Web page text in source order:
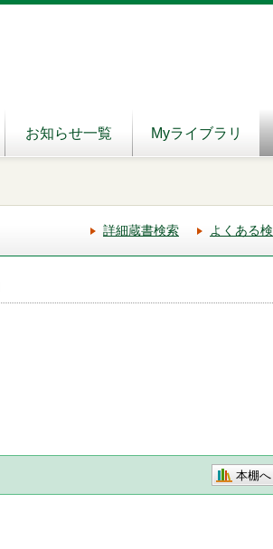
お知らせ一覧 Myライブラリ
詳細蔵書検索 よくある
本棚へ